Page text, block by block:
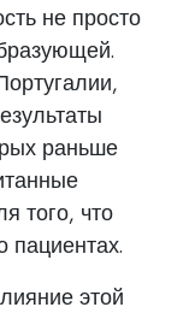
не просто
раньше
того, что
пациентах.
этой